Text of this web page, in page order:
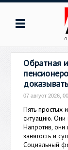
Обратная
07 август 2026,
Пять простых
ситуацию.
Напротив,
занятость и
Социальный